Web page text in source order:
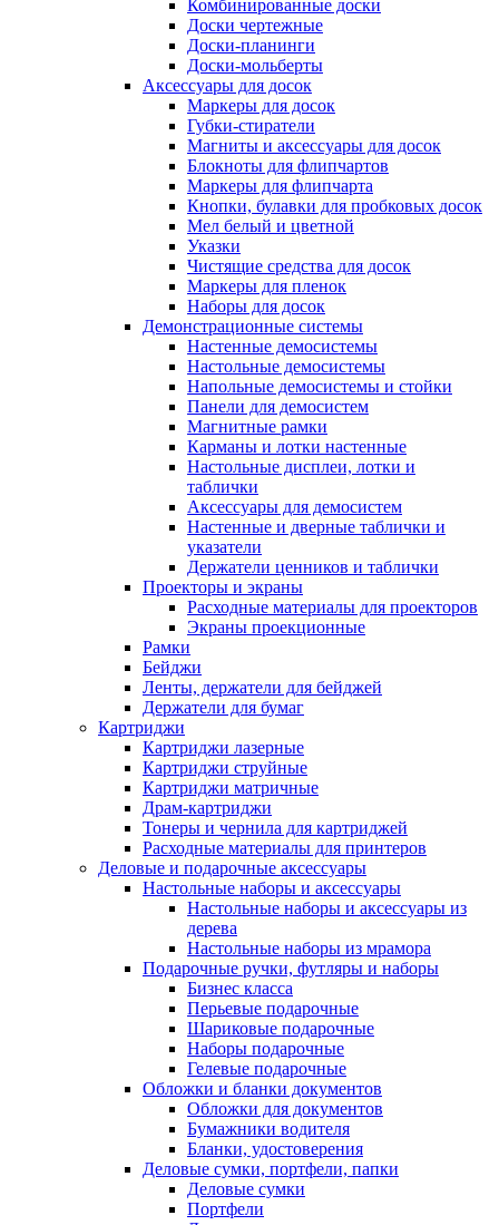
Комбинированные доски
Доски чертежные
Доски-планинги
Доски-мольберты
Аксессуары для досок
Маркеры для досок
Губки-стиратели
Магниты и аксессуары для досок
Блокноты для флипчартов
Маркеры для флипчарта
Кнопки, булавки для пробковых досок
Мел белый и цветной
Указки
Чистящие средства для досок
Маркеры для пленок
Наборы для досок
Демонстрационные системы
Настенные демосистемы
Настольные демосистемы
Напольные демосистемы и стойки
Панели для демосистем
Магнитные рамки
Карманы и лотки настенные
Настольные дисплеи, лотки и
таблички
Аксессуары для демосистем
Настенные и дверные таблички и
указатели
Держатели ценников и таблички
Проекторы и экраны
Расходные материалы для проекторов
Экраны проекционные
Рамки
Бейджи
Ленты, держатели для бейджей
Держатели для бумаг
Картриджи
Картриджи лазерные
Картриджи струйные
Картриджи матричные
Драм-картриджи
Тонеры и чернила для картриджей
Расходные материалы для принтеров
Деловые и подарочные аксессуары
Настольные наборы и аксессуары
Настольные наборы и аксессуары из
дерева
Настольные наборы из мрамора
Подарочные ручки, футляры и наборы
Бизнес класса
Перьевые подарочные
Шариковые подарочные
Наборы подарочные
Гелевые подарочные
Обложки и бланки документов
Обложки для документов
Бумажники водителя
Бланки, удостоверения
Деловые сумки, портфели, папки
Деловые сумки
Портфели